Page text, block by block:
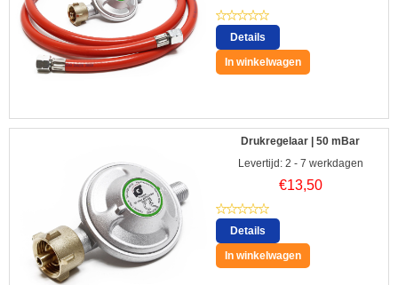
Details
In winkelwagen
Drukregelaar | 50 mBar
Levertijd: 2 - 7 werkdagen
€13,50
Details
In winkelwagen